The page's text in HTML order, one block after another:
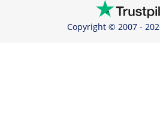
Copyright © 2007 -